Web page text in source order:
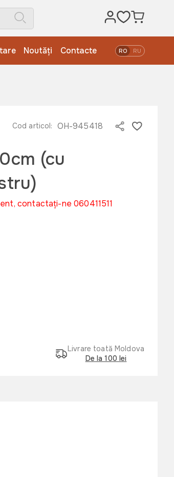
Noutăți Contacte RO RU
Cod articol: OH-945418
(cu
contactați-ne 060411511
Livrare toată Moldova
De la 100 lei